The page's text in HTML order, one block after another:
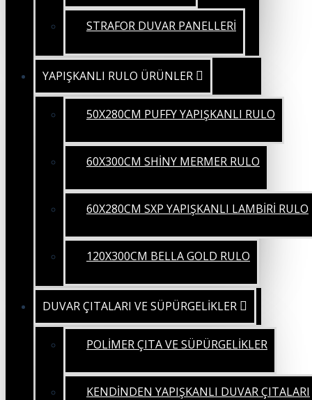
STRAFOR DUVAR PANELLERİ
YAPIŞKANLI RULO ÜRÜNLER
50X280CM PUFFY YAPIŞKANLI RULO
60X300CM SHİNY MERMER RULO
60X280CM SXP YAPIŞKANLI LAMBİRİ RULO
120X300CM BELLA GOLD RULO
DUVAR ÇITALARI VE SÜPÜRGELİKLER
POLİMER ÇITA VE SÜPÜRGELİKLER
KENDİNDEN YAPIŞKANLI DUVAR ÇITALARI